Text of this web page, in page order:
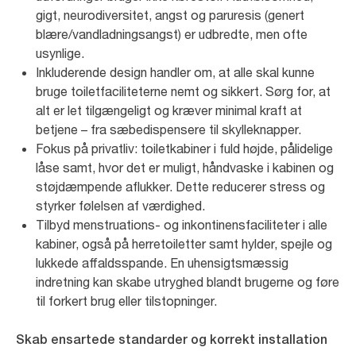
gigt, neurodiversitet, angst og paruresis (genert
blære/vandladningsangst) er udbredte, men ofte
usynlige.
Inkluderende design handler om, at alle skal kunne
bruge toiletfaciliteterne nemt og sikkert. Sørg for, at
alt er let tilgængeligt og kræver minimal kraft at
betjene – fra sæbedispensere til skylleknapper.
Fokus på privatliv: toiletkabiner i fuld højde, pålidelige
låse samt, hvor det er muligt, håndvaske i kabinen og
støjdæmpende aflukker. Dette reducerer stress og
styrker følelsen af værdighed.
Tilbyd menstruations- og inkontinensfaciliteter i alle
kabiner, også på herretoiletter samt hylder, spejle og
lukkede affaldsspande. En uhensigtsmæssig
indretning kan skabe utryghed blandt brugerne og føre
til forkert brug eller tilstopninger.
Skab ensartede standarder og korrekt installation